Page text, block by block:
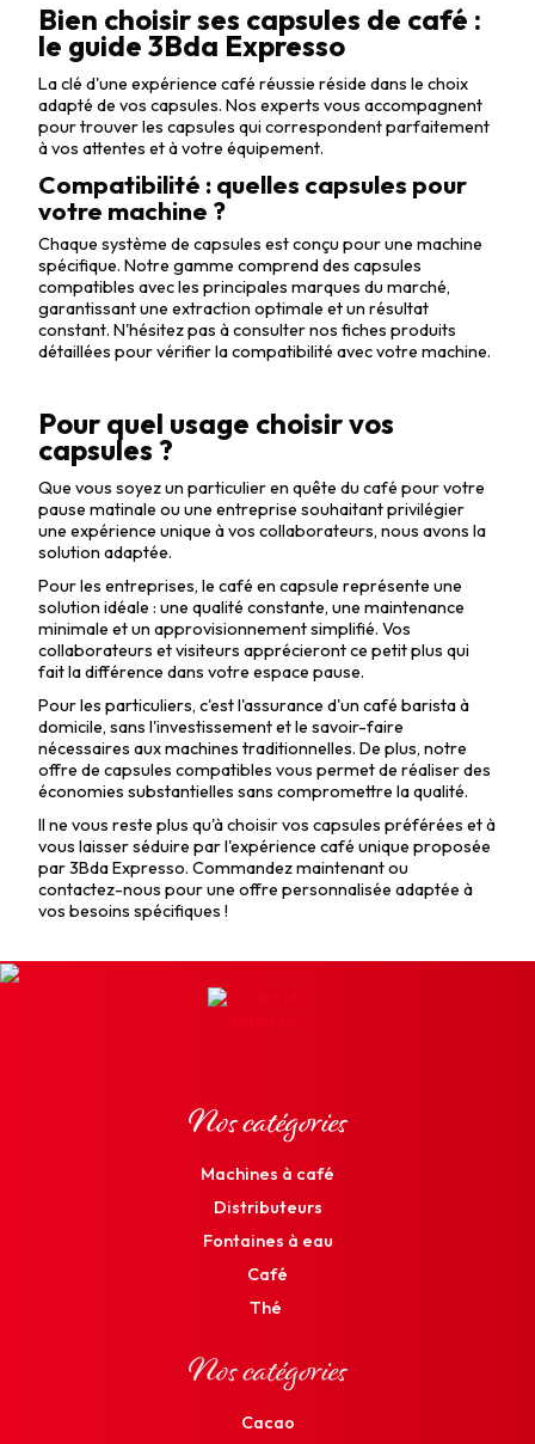
Bien choisir ses capsules de café :
le guide 3Bda Expresso
La clé d'une expérience café réussie réside dans le choix
adapté de vos capsules. Nos experts vous accompagnent
pour trouver les capsules qui correspondent parfaitement
à vos attentes et à votre équipement.
Compatibilité : quelles capsules pour
votre machine ?
Chaque système de capsules est conçu pour une machine
spécifique. Notre gamme comprend des capsules
compatibles avec les principales marques du marché,
garantissant une extraction optimale et un résultat
constant. N'hésitez pas à consulter nos fiches produits
détaillées pour vérifier la compatibilité avec votre machine.
Pour quel usage choisir vos
capsules ?
Que vous soyez un particulier en quête du café pour votre
pause matinale ou une entreprise souhaitant privilégier
une expérience unique à vos collaborateurs, nous avons la
solution adaptée.
Pour les entreprises, le café en capsule représente une
solution idéale : une qualité constante, une maintenance
minimale et un approvisionnement simplifié. Vos
collaborateurs et visiteurs apprécieront ce petit plus qui
fait la différence dans votre espace pause.
Pour les particuliers, c'est l'assurance d'un café barista à
domicile, sans l'investissement et le savoir-faire
nécessaires aux machines traditionnelles. De plus, notre
offre de capsules compatibles vous permet de réaliser des
économies substantielles sans compromettre la qualité.
Il ne vous reste plus qu'à choisir vos capsules préférées et à
vous laisser séduire par l'expérience café unique proposée
par 3Bda Expresso. Commandez maintenant ou
contactez-nous pour une offre personnalisée adaptée à
vos besoins spécifiques !
Nos catégories
Machines à café
Distributeurs
Fontaines à eau
Café
Thé
Nos catégories
Cacao